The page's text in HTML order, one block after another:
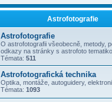
Astrofotografie
Astrofotografie
O astrofotografii všeobecně, metody,
odkazy na stránky s astrofoto
Témata: 511
Astrofotografická technika
Optika, montáže, autoguidery,
Témata: 1093